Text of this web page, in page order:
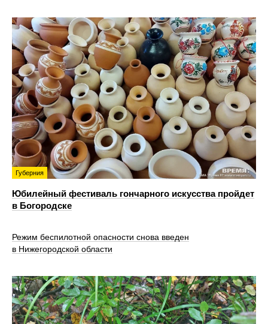
Губерния
Юбилейный фестиваль гончарного искусства пройдет
в Богородске
Режим беспилотной опасности снова введен
в Нижегородской области